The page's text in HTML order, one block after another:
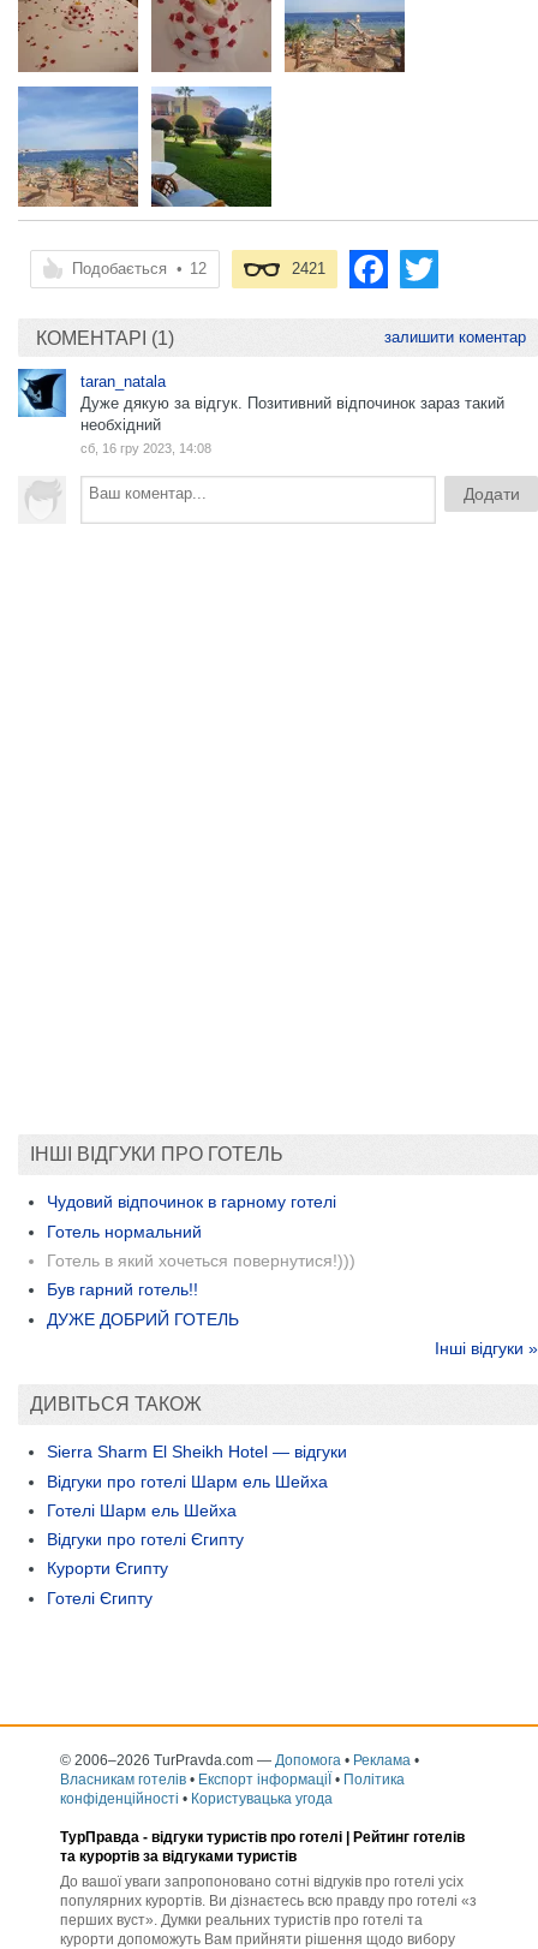
Подобається • 12 2421
КОМЕНТАРІ (1) залишити коментар
taran_natala
Дуже дякую за відгук. Позитивний відпочинок зараз такий
необхідний
сб, 16 гру 2023, 14:08
ІНШІ ВІДГУКИ ПРО ГОТЕЛЬ
Чудовий відпочинок в гарному готелі
Готель нормальний
Готель в який хочеться повернутися!)))
Був гарний готель!!
ДУЖЕ ДОБРИЙ ГОТЕЛЬ
Інші відгуки »
ДИВІТЬСЯ ТАКОЖ
Sierra Sharm El Sheikh Hotel — відгуки
Відгуки про готелі Шарм ель Шейха
Готелі Шарм ель Шейха
Відгуки про готелі Єгипту
Курорти Єгипту
Готелі Єгипту
© 2006–2026 TurPravda.com — Допомога • Реклама •
Власникам готелів • Експорт інформаціЇ • Політика
конфіденційності • Користувацька угода
ТурПравда - відгуки туристів про готелі | Рейтинг готелів
та курортів за відгуками туристів
До вашої уваги запропоновано сотні відгуків про готелі усіх
популярних курортів. Ви дізнаєтесь всю правду про готелі «з
перших вуст». Думки реальних туристів про готелі та
курорти допоможуть Вам прийняти рішення щодо вибору